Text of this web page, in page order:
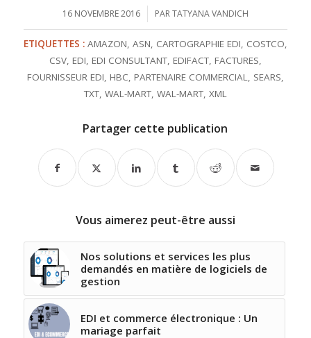
16 NOVEMBRE 2016
/ PARTATYANA VANDICH
ETIQUETTES : AMAZON ASN CARTOGRAPHIE EDI COSTCO
CSV, EDI EDI CONSULTANT, EDIFACT, FACTURES
FOURNISSEUR EDI HBC PARTENAIRE COMMERCIAL SEARS
TXT, WAL-MART, WAL-MART, XML
Partager cette publication
Vous aimerez peut-être aussi
Nos solutions et services les plus
demandés en matière de logiciels de
gestion
EDI et commerce électronique : Un
mariage parfait